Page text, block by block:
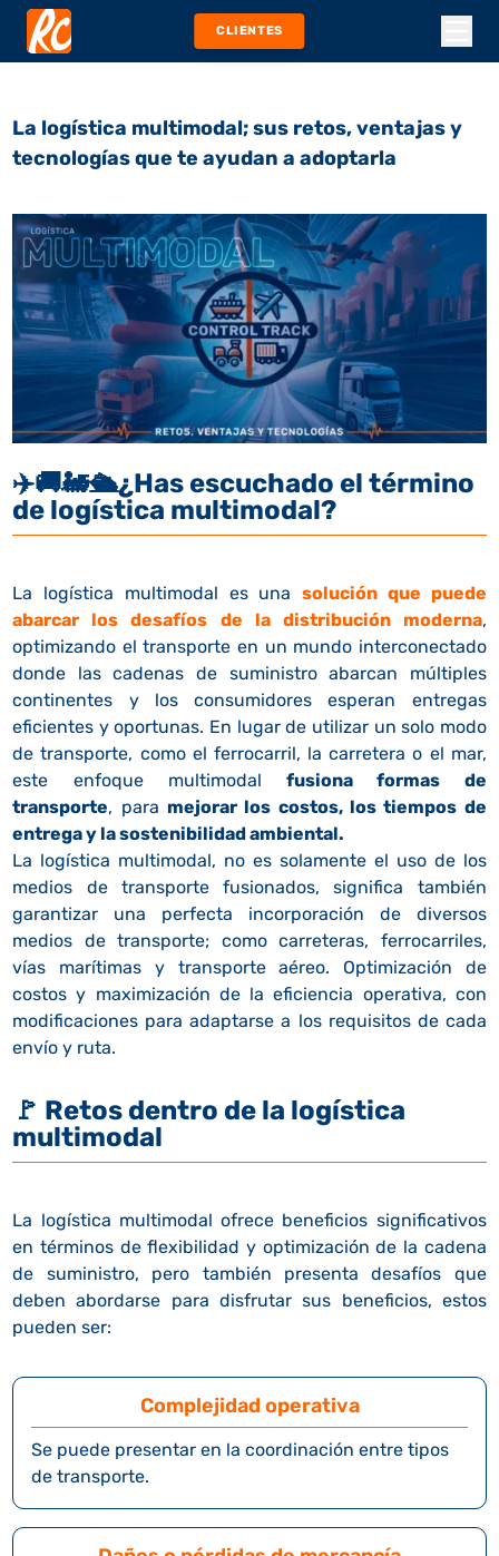
CLIENTES
La logística multimodal; sus retos, ventajas y
tecnologías que te ayudan a adoptarla
✈️🚚🚂🛳️¿Has escuchado el término
de logística multimodal?
La logística multimodal es unasolución que puede
abarcar los desafíos de la distribución moderna,
optimizando el transporte en un mundo interconectado
donde las cadenas de suministro abarcan múltiples
continentes y los consumidores esperan entregas
eficientes y oportunas. En lugar de utilizar un solo modo
de transporte, como el ferrocarril, la carretera o el mar,
este enfoque multimodalfusiona formas de
transporte, para mejorar los costos, los tiempos de
entrega y la sostenibilidad ambiental.
La logística multimodal, no es solamente el uso de los
medios de transporte fusionados, significa también
garantizar una perfecta incorporación de diversos
medios de transporte; como carreteras, ferrocarriles,
vías marítimas y transporte aéreo. Optimización de
costos y maximización de la eficiencia operativa, con
modificaciones para adaptarse a los requisitos de cada
envío y ruta.
🚩 Retos dentro de la logística
multimodal
La logística multimodal ofrece beneficios significativos
en términos de flexibilidad y optimización de la cadena
de suministro, pero también presenta desafíos que
deben abordarse para disfrutar sus beneficios, estos
pueden ser:
Complejidad operativa
Se puede presentar en la coordinación entre tipos
de transporte.